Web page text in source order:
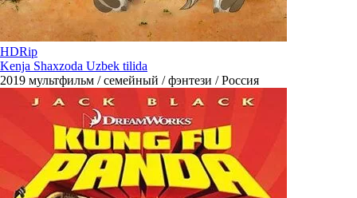
HDRip
Kenja Shaxzoda Uzbek tilida
2019 мультфильм / семейный / фэнтези / Россия